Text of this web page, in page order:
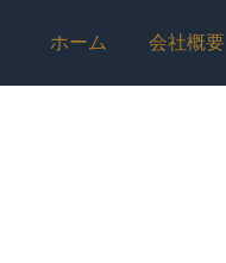
ホーム 会社概要